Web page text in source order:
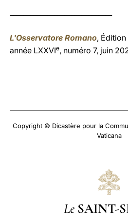
L'Osservatore Romano,
année LXXVIe, numéro 7, juin
Copyright © Dicastère pour la
Vaticana
Le SAINT-